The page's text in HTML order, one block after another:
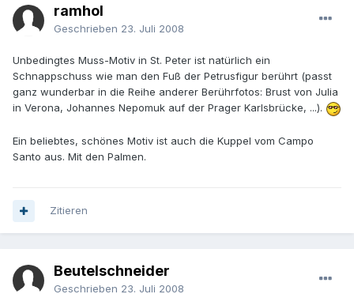
ramhol
Geschrieben 23. Juli 2008
Unbedingtes Muss-Motiv in St. Peter ist natürlich ein
Schnappschuss wie man den Fuß der Petrusfigur berührt (passt
ganz wunderbar in die Reihe anderer Berührfotos: Brust von Julia
in Verona, Johannes Nepomuk auf der Prager Karlsbrücke, ...).
Ein beliebtes, schönes Motiv ist auch die Kuppel vom Campo
Santo aus. Mit den Palmen.
Zitieren
Beutelschneider
Geschrieben 23. Juli 2008